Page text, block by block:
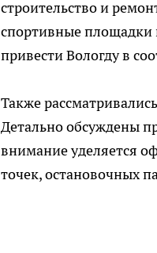
строительство и
спортивные площадки
привести Вологду в
Также
Детально обсуждены
внимание уделяется
точек, остановочных